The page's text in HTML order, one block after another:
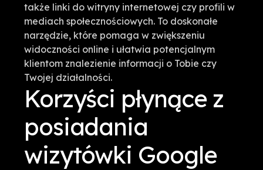
także linki do witryny internetowej czy profili w
mediach społecznościowych. To doskonałe
narzędzie, które pomaga w zwiększeniu
widoczności online i ułatwia potencjalnym
klientom znalezienie informacji o Tobie czy
Twojej działalności.
Korzyści płynące z
posiadania
wizytówki Google